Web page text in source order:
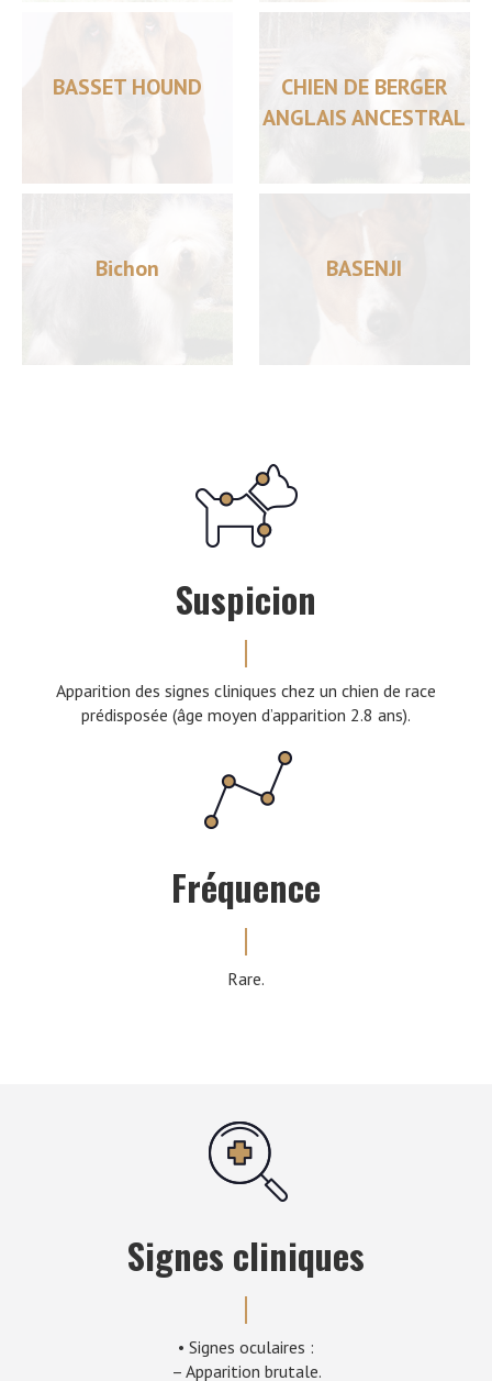
BASSET HOUND
CHIEN DE BERGER
ANGLAIS ANCESTRAL
Bichon BASENJI
Suspicion
Apparition des signes cliniques chez un chien de race
prédisposée (âge moyen d’apparition 2.8 ans).
Fréquence
Rare.
Signes cliniques
• Signes oculaires :
– Apparition brutale.